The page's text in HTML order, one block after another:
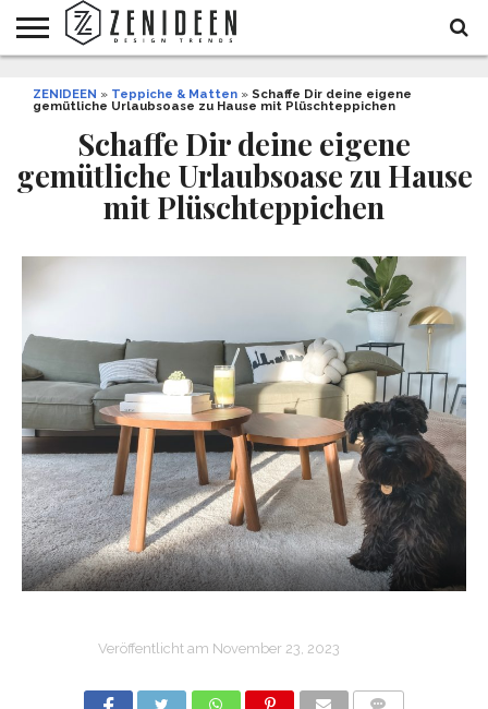
INNENDESIGN
ARCHITEKTUR
GARTEN
UND
LIFESTYLE
DEKO
&
DIY
STYLE
REZEPTE
GESUNDHEIT
WEIHNACHTEN
ZENIDEEN » Teppiche & Matten » Schaffe Dir deine eigene
gemütliche Urlaubsoase zu Hause mit Plüschteppichen
Schaffe Dir deine eigene
gemütliche Urlaubsoase zu Hause
mit Plüschteppichen
Veröffentlicht am November 23, 2023